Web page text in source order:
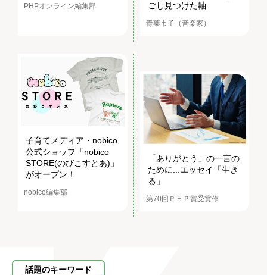
PHPオンライン編集部
ごし見つけた軸
青葉市子（音楽家）
子育てメディア・nobico
公式ショップ「nobico
STORE(のびこすとあ)」
がオープン！
nobico編集部
「ありがとう」の一言の
ために...エッセイ「生き
る」
第70回ＰＨＰ賞受賞作
話題のキーワード